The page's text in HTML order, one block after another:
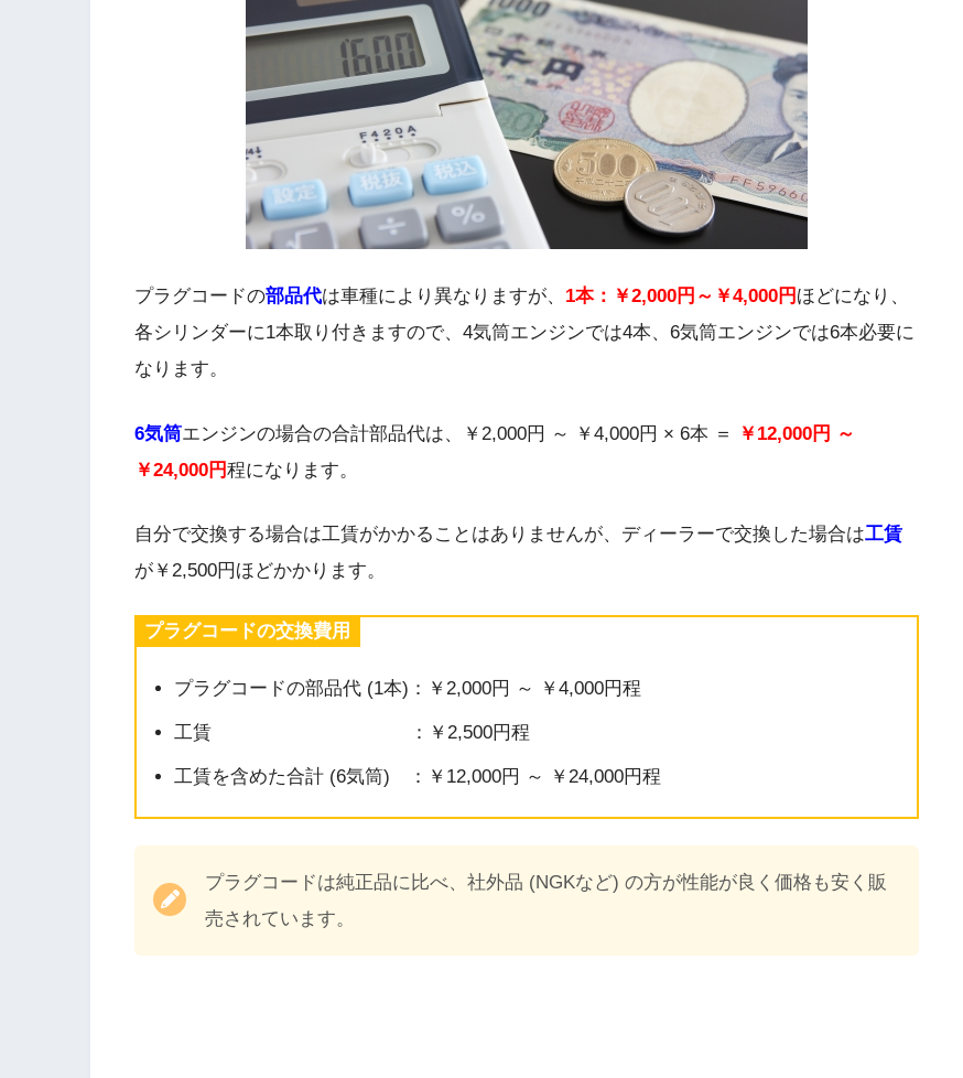
プラグコードの部品代は車種により異なりますが、 1本：￥2,000円～￥4,000円 ほどになり、
各シリンダーに1本取り付きますので、4気筒エンジンでは4本、6気筒エンジンでは6本必要に
なります。
6気筒エンジンの場合の合計部品代は、￥2,000円 ～ ￥4,000円 × 6本 ＝
￥12,000円 ～
￥24,000円程になります。
自分で交換する場合は工賃がかかることはありませんが、ディーラーで交換した場合は工賃
が￥2,500円ほどかかります。
プラグコードの交換費用
プラグコードの部品代 (1本)：￥2,000円 ～ ￥4,000円程
工賃 ：￥2,500円程
工賃を含めた合計 (6気筒) ：￥12,000円 ～ ￥24,000円程
プラグコードは純正品に比べ、社外品 (NGKなど) の方が性能が良く価格も安く販
売されています。